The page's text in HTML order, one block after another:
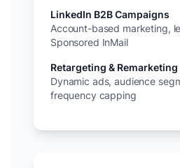
LinkedIn B2B Campaigns
Account-based marketing,
Sponsored InMail
Retargeting & Remarketing
Dynamic ads, audience
frequency capping